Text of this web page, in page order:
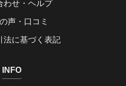
わせ・ヘルプ
声・口コミ
法に基づく表記
INFO